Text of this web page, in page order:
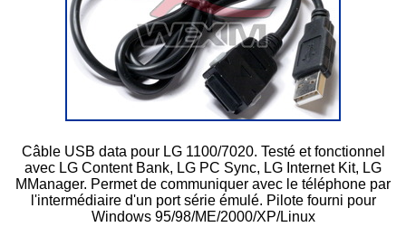
Câble USB data pour LG 1100/7020. Testé et fonctionnel
avec LG Content Bank, LG PC Sync, LG Internet Kit, LG
MManager. Permet de communiquer avec le téléphone par
l'intermédiaire d'un port série émulé. Pilote fourni pour
Windows 95/98/ME/2000/XP/Linux